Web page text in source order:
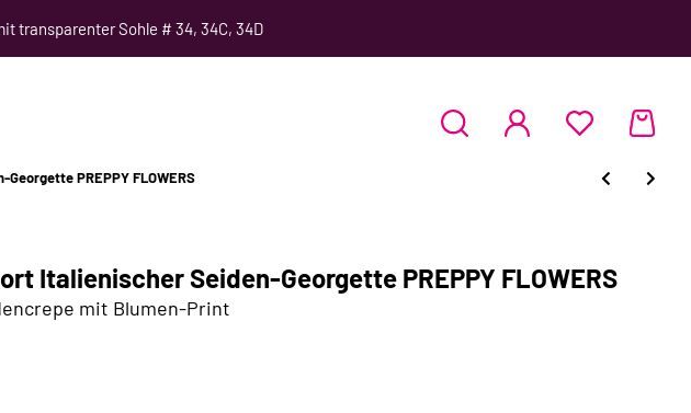
transparenter Sohle # 34, 34C, 34D
PREPPY FLOWERS
Italienischer Seiden-Georgette PREPPY FLOWERS
mit Blumen-Print